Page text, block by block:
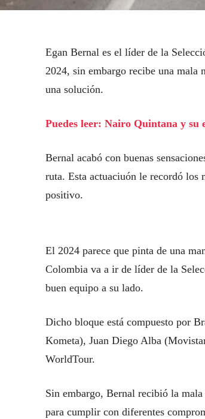
Egan Bernal es el líder de la
2024, sin embargo recibe una mala
una solución.
Puedes leer: Nairo Quintana y su
Bernal acabó con buenas
ruta. Esta actuaciuón le recordó los
positivo.
El 2024 parece que pinta de una
Colombia va a ir de líder de la
buen equipo a su lado.
Dicho bloque está compuesto por
Kometa), Juan Diego Alba
WorldTour.
Sin embargo, Bernal recibió la
para cumplir con diferentes